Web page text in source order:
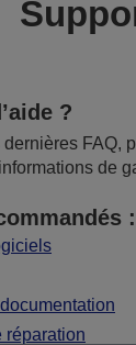
?
FAQ,
de
:
réparation